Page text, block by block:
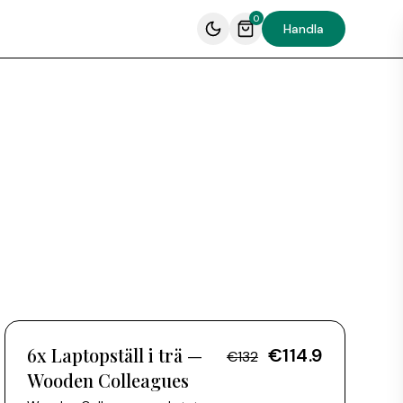
0
Handla
6x
6x Laptopställ i trä —
Wooden Colleagues
€132 €114.9